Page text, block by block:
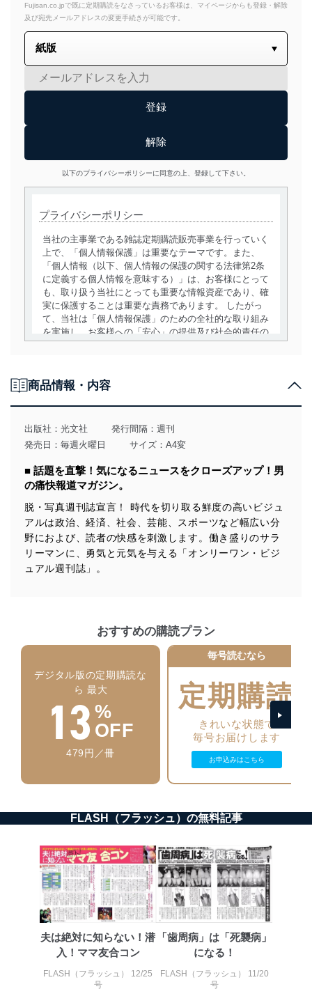
Fujisan.co.jpで既に定期購読をなさっているお客様は、マイページからも登録・解除
及び宛先メールアドレスの変更手続きが可能です。
以下のプライバシーポリシーに同意の上、登録して下さい。
プライバシーポリシー
当社の主事業である雑誌定期購読販売事業を行っていく
上で、「個人情報保護」は重要なテーマです。また、
「個人情報（以下、個人情報の保護の関する法律第2条
に定義する個人情報を意味する）」は、お客様にとって
も、取り扱う当社にとっても重要な情報資産であり、確
実に保護することは重要な責務であります。 したがっ
て、当社は「個人情報保護」のための全社的な取り組み
を実施し、お客様への「安心」の提供及び社会的責任の
用目的を明確にし、本人の同意を得たうえで利用目的の
達成に必要な範囲内で適法かつ公正な手段によって取
得・利用・提供を行います。また、当社が保有している
個人情報は、同意を得ずに目的外利用、第三者への提
みを確実にするため、従業者等の教育を徹底してまいり
ます。また、目的外利用を行わないために、適切な管理
措置を講じます。
法令遵守
当社は、個人情報に関連する法令、国が定める指針及び
その他の規範を遵守します。また、当社の管理の仕組み
に、下記セキュリティ対策をはじめとする安全対策を実
施し、個人情報の漏えい、滅失またはき損の防止及び是
正に努めます。
個人データを取り扱うことのできる機器及び当該
機器を取り扱う従業者を明確化し、 個人データへ
の不要なアクセスを防止しています。
機器に標準装備されているユーザー制御機能（ユ
者を識別・認証しています。
外部からの不正アクセス等の防止
個人データを取り扱う機器等のオペレーティング
システムを最新の状態に保持しています。
個人データを取り扱う機器等にセキュリティ対策
ソフトウェア等を導入し、自動更新 機能等の活用
により、これを最新状態としています。
情報システムの使用に伴う漏洩等の防止
メール等により個人データの含まれるファイルを
設定しています。
商品情報・内容
出版社： 光文社
発行間隔：週刊
発売日：毎週火曜日
サイズ：A4変
■ 話題を直撃！気になるニュースをクローズアップ！男
の痛快報道マガジン。
脱・写真週刊誌宣言！ 時代を切り取る鮮度の高いビジュ
アルは政治、経済、社会、芸能、スポーツなど幅広い分
野におよび、読者の快感を刺激します。働き盛りのサラ
リーマンに、勇気と元気を与える「オンリーワン・ビジ
ュアル週刊誌」。
おすすめの購読プラン
デジタル版の定期購読な
ら 最大
13 %
OFF
479円／冊
毎号読むなら
定期購読
きれいな状態で
毎号お届けします
お申込みはこちら
FLASH（フラッシュ）の無料記事
夫は絶対に知らない！潜
入！ママ友合コン
FLASH（フラッシュ） 12/25
号
「歯周病」は「死襲病」
になる！
FLASH（フラッシュ） 11/20
号